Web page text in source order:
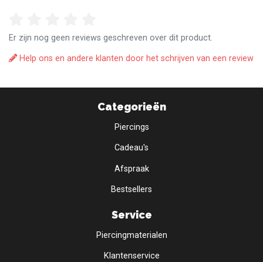
Er zijn nog geen reviews geschreven over dit product.
Help ons en andere klanten door het schrijven van een review
Categorieën
Piercings
Cadeau's
Afspraak
Bestsellers
Service
Piercingmaterialen
Klantenservice